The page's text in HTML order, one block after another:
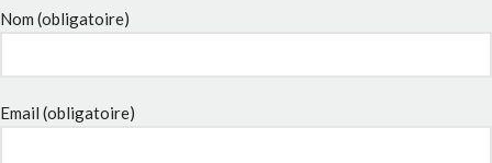
Nom (obligatoire)
Email (obligatoire)